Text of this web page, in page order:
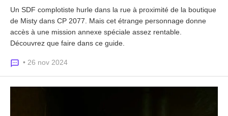
Un SDF complotiste hurle dans la rue à proximité de la boutique
de Misty dans CP 2077. Mais cet étrange personnage donne
accès à une mission annexe spéciale assez rentable.
Découvrez que faire dans ce guide.
• 26 nov 2024